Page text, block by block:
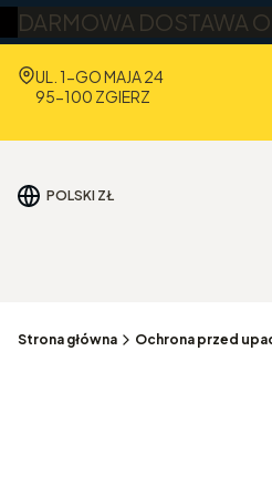
DARMOWA DOSTAWA
Adres:
UL. 1-GO MAJA 24
95-100 ZGIERZ
POLSKI ZŁ
Strona główna Ochrona przed